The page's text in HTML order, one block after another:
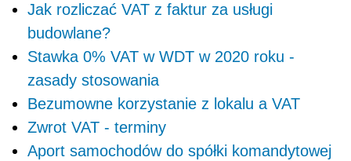
Jak rozliczać VAT z faktur za usługi
budowlane?
Stawka 0% VAT w WDT w 2020 roku -
zasady stosowania
Bezumowne korzystanie z lokalu a VAT
Zwrot VAT - terminy
Aport samochodów do spółki komandytowej